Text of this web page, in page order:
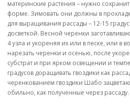
материнские растения – нужно
форме. Зимовать они должны в
для выращивания рассады – 12-15
досветкой. Весной черенки
4 узла и укореняя их или в песке, или в
нарезать черенки и осенью, после
субстрат и при ярком освещении и
градусов доращивать гвоздики как
черенкованием гвоздики Шабо
обильно, как полученные через рассаду.